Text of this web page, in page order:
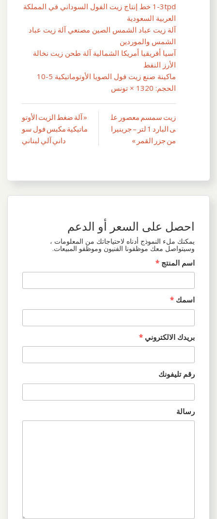
1-3tpd خط إنتاج زيت الفول السوداني في المملكة
العربية السعودية
آلة زيت عباد الشمس الصين مصنعي آلة زيت عباد
الشمس والموردين
آسيا أفريقيا أمريكا الشمالية آلة طحن زيت نخالة
الأرز النفط
ماكينة صنع زيت فول الصويا الأوتوماتيكية 5-10
الحجم: 1320 × تونس
تصفّح
المقالات
« آلة ضغط الزيت الأوتو
ماتيكية مكبس فول سو
داني آلي لبناني
زيت سمسم معصور عل
ى البارد 1 لتر – جرينيرا
من جزر القمر »
احصل على السعر أو الدعم
يمكنك ملء النموذج أدناه لاحتياجاتك من المعلومات ،
وسيتواصل معك موظفونا الفنيون وموظفو المبيعات.
اسم المنتج *
اسمك *
بريدك الالكتروني *
رقم تليفونك
رسالة